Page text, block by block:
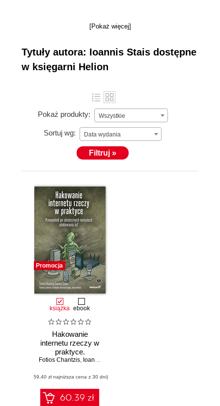
[Pokaż więcej]
Tytuły autora: Ioannis Stais dostępne
w księgarni Helion
Pokaż produkty: Wszystkie
Sortuj wg: Data wydania
Filtruj »
Promocja
książka ebook
Hakowanie
internetu rzeczy w
praktyce.
Przewodnik po
metodach
atakowania IoT
Fotios Chantzis, Ioannis Stais
(59,40 zł najniższa cena z 30 dni)
60.39 zł